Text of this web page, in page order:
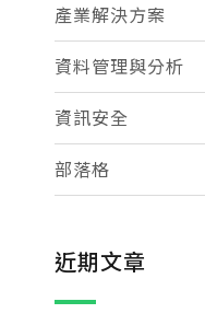
產業解決方案
資料管理與分析
資訊安全
部落格
近期文章